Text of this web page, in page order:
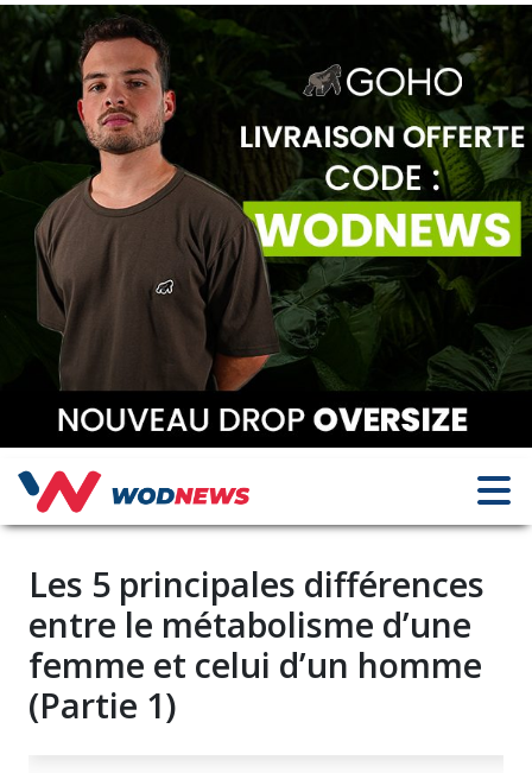
Les 5 principales différences
entre le métabolisme d’une
femme et celui d’un homme
(Partie 1)